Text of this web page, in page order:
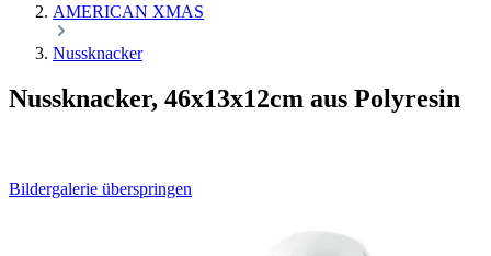
AMERICAN XMAS
Nussknacker
Nussknacker, 46x13x12cm aus Polyresin
Bildergalerie überspringen